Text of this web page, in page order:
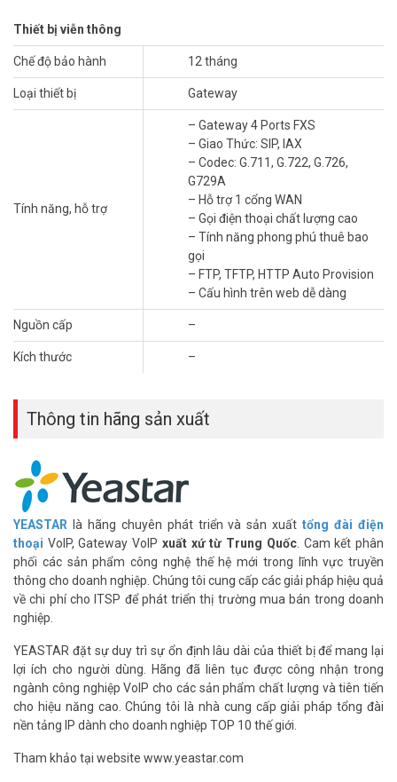
– Tính năng phong phú thuê bao gọi
– FTP, TFTP, HTTP Auto Provision
– Cấu hình trên web dễ dàng
– Xuất xứ: Trung Quốc
– Bảo hành: 12 tháng
Tổng đài Yeastar bán chạy nhất tại Vũ Hoàng
Yeastar là nhà cung cấp hàng đầu về các giải pháp VoIP, được tin
dùng bởi hàng triệu khách hàng trên toàn thế giới. Đặt mua Online
ngay sản phẩm Yeastar TA400 mới nhất, xin vui lòng liên hệ
để được hỗ trợ tốt nhất. Tham khảo thêm hình
Facebook Vuhoangtelecom
Thiết bị viễn thông
Chế độ bảo hành 12 tháng
Loại thiết bị Gateway
Tính năng, hỗ trợ
– Gateway 4 Ports FXS
– Giao Thức: SIP, IAX
– Codec: G.711, G.722, G.726,
G729A
– Hỗ trợ 1 cổng WAN
– Gọi điện thoại chất lượng cao
– Tính năng phong phú thuê bao
gọi
– FTP, TFTP, HTTP Auto Provision
– Cấu hình trên web dễ dàng
Nguồn cấp –
Kích thước –
Thông tin hãng sản xuất
YEASTAR là hãng chuyên phát triển và sản xuấttổng đài điện
thoại VoIP, Gateway VoIP xuất xứ từ Trung Quốc. Cam kết phân
phối các sản phẩm công nghệ thế hệ mới trong lĩnh vực truyền
thông cho doanh nghiệp. Chúng tôi cung cấp các giải pháp hiệu quả
về chi phí cho ITSP để phát triển thị trường mua bán trong doanh
nghiệp.
YEASTAR đặt sự duy trì sự ổn định lâu dài của thiết bị để mang lại
lợi ích cho người dùng. Hãng đã liên tục được công nhận trong
ngành công nghiệp VoIP cho các sản phẩm chất lượng và tiên tiến
cho hiệu năng cao. Chúng tôi là nhà cung cấp giải pháp tổng đài
nền tảng IP dành cho doanh nghiệp TOP 10 thế giới.
Tham khảo tại website www.yeastar.com